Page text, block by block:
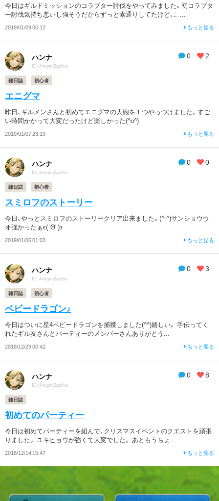
今日はギルドミッションのコラプター討伐をやってみました。初コラプタ
ー討伐気持ち悪いし強そうだからずっと素通りしてたけど、こ...
2019/01/09 00:12 もっと見る
0 2
ハンナ
ID: 4nvgmj2gz8vc
雑日誌 初心者
エニグマ
昨日、ギルメンさんと初めてエニグマの大砲を１つやっつけました。すご
い時間かかって大変だったけど楽しかった(^o^)
2019/01/07 23:19 もっと見る
0 0
ハンナ
ID: 4nvgmj2gz8vc
雑日誌 初心者
スミロフのストーリー
今日、やっとスミロフのストーリークリア出来ました。(^-^)サンショウウ
オ強かったぁϵ( 'Θ' )϶
2019/01/06 01:03 もっと見る
0 3
ハンナ
ID: 4nvgmj2gz8vc
雑日誌 初心者
ベビードラゴン♪
今日はついに星4ベビードラゴンを捕獲しました(^^)嬉しい。 手伝ってく
れたギル友さんとパーティーのメンバーさんありがとう...
2018/12/29 00:42 もっと見る
0 8
ハンナ
ID: 4nvgmj2gz8vc
雑日誌
初めてのパーティー
今日は初めてパーティーを組んで、クリスマスイベントのクエストを頑張
りました。 ユキヒョウが強くて大変でした。 あともうちょ...
2018/12/14 15:47 もっと見る